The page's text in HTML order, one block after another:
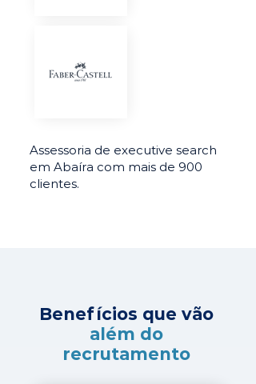
Assessoria de executive search
em Abaíra com mais de 900
clientes.
Benefícios que vão
além do
recrutamento